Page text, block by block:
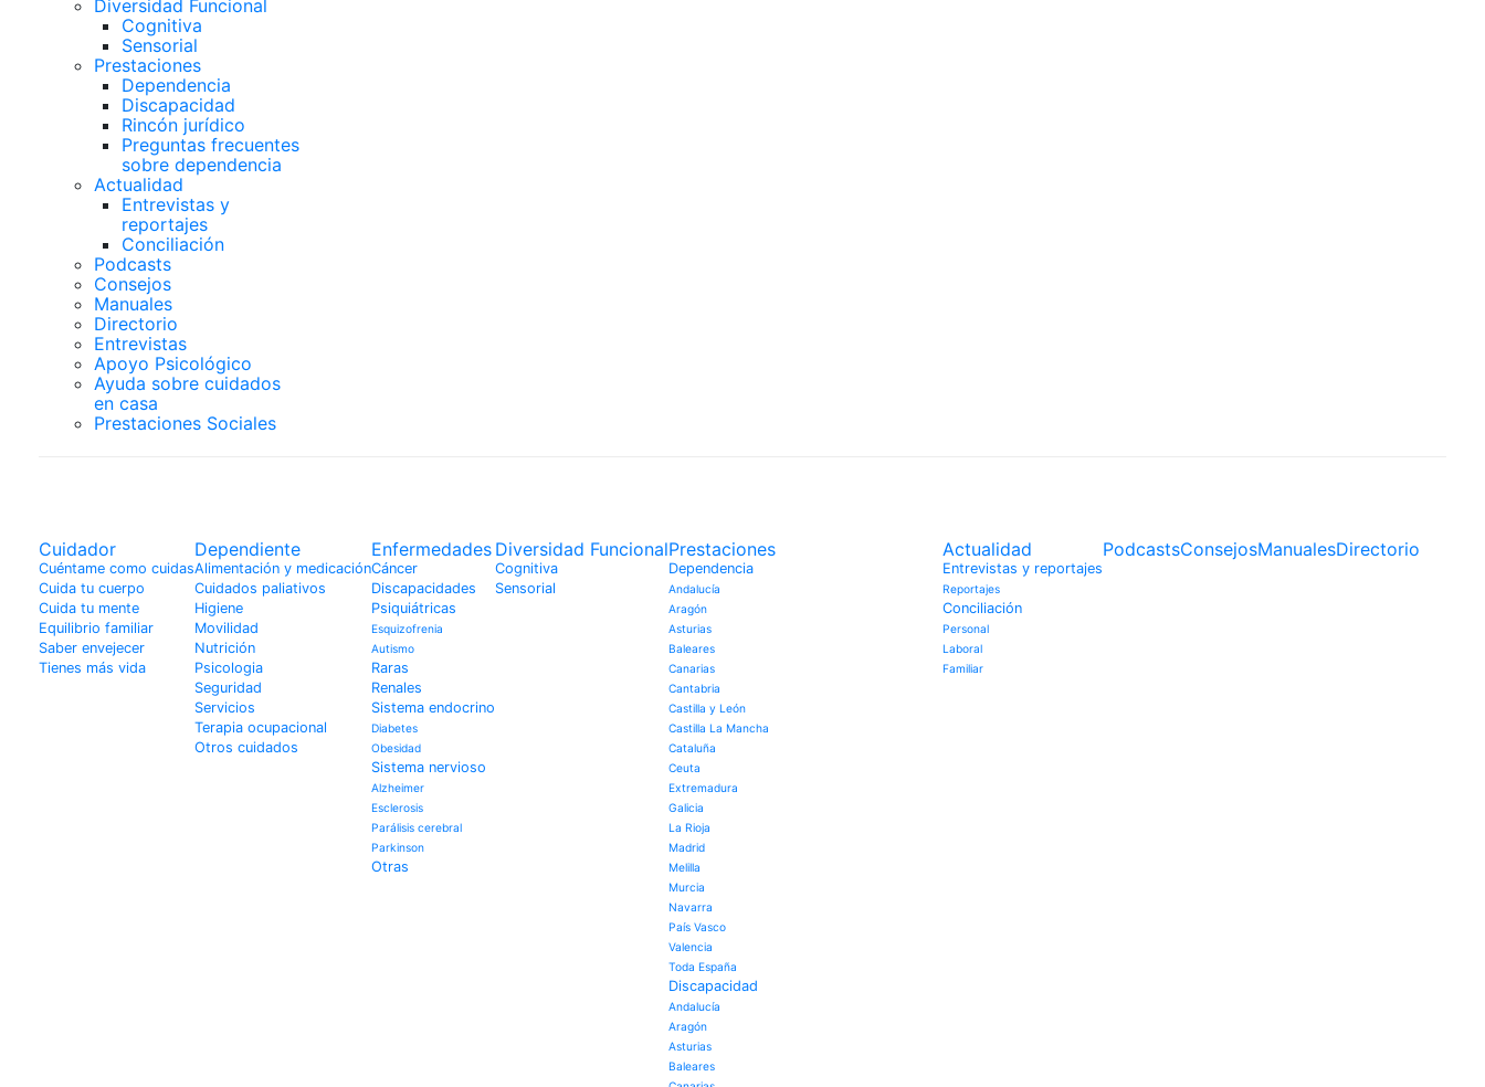
Diversidad Funcional
Cognitiva
Sensorial
Prestaciones
Dependencia
Discapacidad
Rincón jurídico
Preguntas frecuentes
sobre dependencia
Actualidad
Entrevistas y
reportajes
Conciliación
Podcasts
Consejos
Manuales
Directorio
Entrevistas
Apoyo Psicológico
Ayuda sobre cuidados
en casa
Prestaciones Sociales
Cuidador
Cuéntame como cuidas
Cuida tu cuerpo
Cuida tu mente
Equilibrio familiar
Saber envejecer
Tienes más vida
Dependiente
Alimentación y medicación
Cuidados paliativos
Higiene
Movilidad
Nutrición
Psicologia
Seguridad
Servicios
Terapia ocupacional
Otros cuidados
Enfermedades
Cáncer
Discapacidades
Psiquiátricas
Esquizofrenia
Autismo
Raras
Renales
Sistema endocrino
Diabetes
Obesidad
Sistema nervioso
Alzheimer
Esclerosis
Parálisis cerebral
Parkinson
Otras
Diversidad Funcional
Cognitiva
Sensorial
Prestaciones
Dependencia
Andalucía
Aragón
Asturias
Baleares
Canarias
Cantabria
Castilla y León
Castilla La Mancha
Cataluña
Ceuta
Extremadura
Galicia
La Rioja
Madrid
Melilla
Murcia
Navarra
País Vasco
Valencia
Toda España
Discapacidad
Andalucía
Aragón
Asturias
Baleares
Actualidad
Entrevistas y reportajes
Reportajes
Conciliación
Personal
Laboral
Familiar
PodcastsConsejosManualesDirectorio